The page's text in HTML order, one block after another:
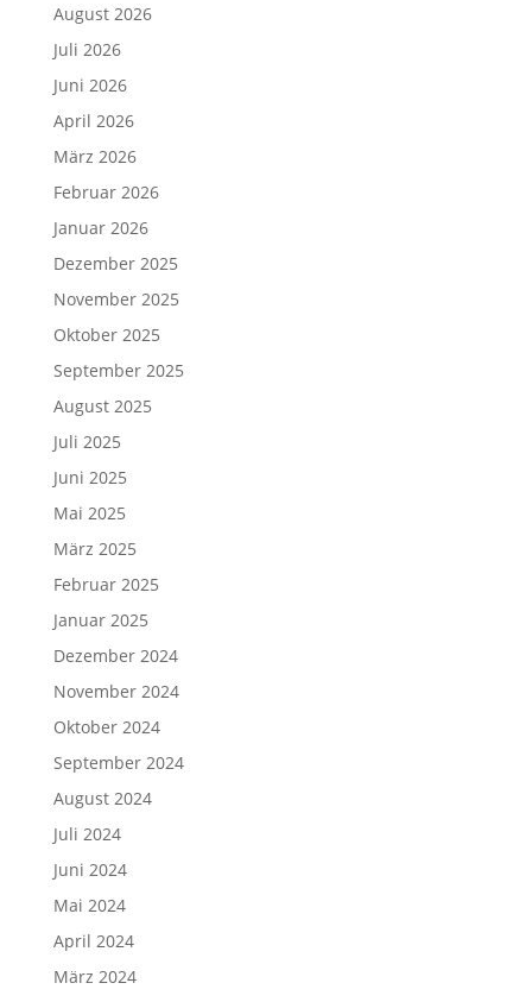
August 2026
Juli 2026
Juni 2026
April 2026
März 2026
Februar 2026
Januar 2026
Dezember 2025
November 2025
Oktober 2025
September 2025
August 2025
Juli 2025
Juni 2025
Mai 2025
März 2025
Februar 2025
Januar 2025
Dezember 2024
November 2024
Oktober 2024
September 2024
August 2024
Juli 2024
Juni 2024
Mai 2024
April 2024
März 2024